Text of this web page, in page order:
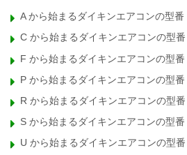
A から始まるダイキンエアコンの型番
C から始まるダイキンエアコンの型番
F から始まるダイキンエアコンの型番
P から始まるダイキンエアコンの型番
R から始まるダイキンエアコンの型番
S から始まるダイキンエアコンの型番
U から始まるダイキンエアコンの型番